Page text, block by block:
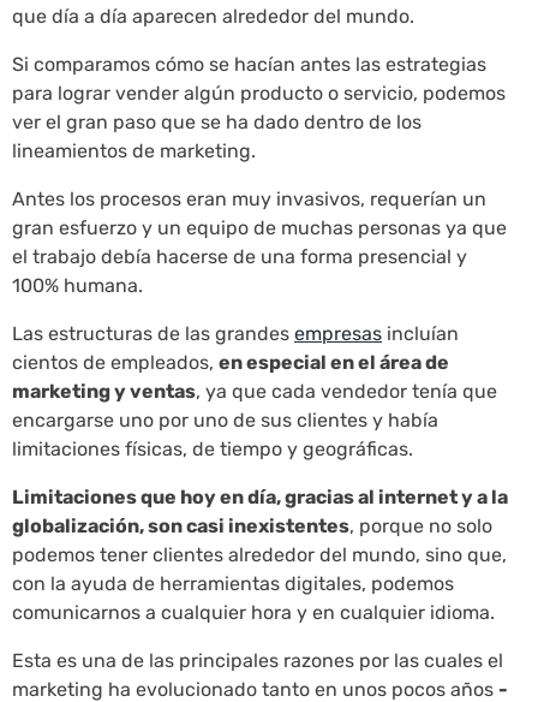
que día a día aparecen alrededor del mundo.
Si comparamos cómo se hacían antes las estrategias
para lograr vender algún producto o servicio, podemos
ver el gran paso que se ha dado dentro de los
lineamientos de marketing.
Antes los procesos eran muy invasivos, requerían un
gran esfuerzo y un equipo de muchas personas ya que
el trabajo debía hacerse de una forma presencial y
100% humana.
Las estructuras de las grandes empresas incluían
cientos de empleados, en especial en el área de
marketing y ventas, ya que cada vendedor tenía que
encargarse uno por uno de sus clientes y había
limitaciones físicas, de tiempo y geográficas.
Limitaciones que hoy en día, gracias al internet y a la
globalización, son casi inexistentes, porque no solo
podemos tener clientes alrededor del mundo, sino que,
con la ayuda de herramientas digitales, podemos
comunicarnos a cualquier hora y en cualquier idioma.
Esta es una de las principales razones por las cuales el
marketing ha evolucionado tanto en unos pocos años -